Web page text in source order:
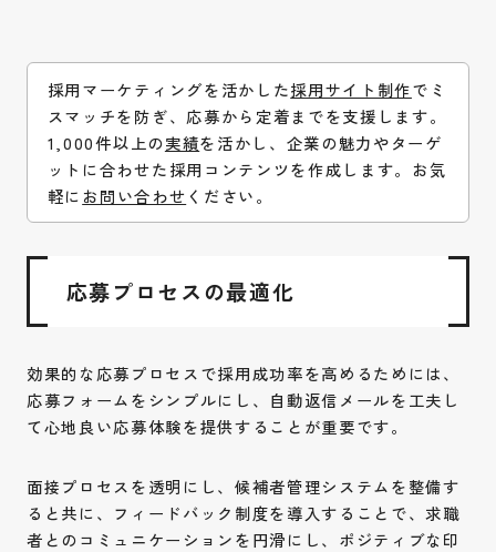
採用マーケティングを活かした採用サイト制作でミ
スマッチを防ぎ、応募から定着までを支援します。
1,000件以上の実績を活かし、企業の魅力やターゲ
ットに合わせた採用コンテンツを作成します。お気
軽に お問い合わせください。
応募プロセスの最適化
効果的な応募プロセスで採用成功率を高めるためには、
応募フォームをシンプルにし、自動返信メールを工夫し
て心地良い応募体験を提供することが重要です。
面接プロセスを透明にし、候補者管理システムを整備す
ると共に、フィードバック制度を導入することで、求職
者とのコミュニケーションを円滑にし、ポジティブな印